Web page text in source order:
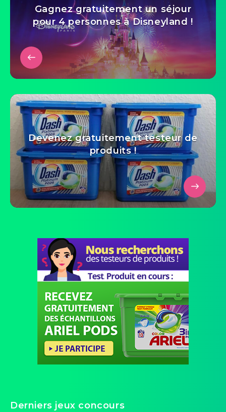
Gagnez gratuitement un séjour
pour 4 personnes à Disneyland !
Devenez gratuitement testeur de
produits !
Derniers jeux concours